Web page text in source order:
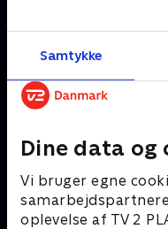
Samtykke
Dine data og
Vi bruger egne
oplevelse af TV 2
Andre så også